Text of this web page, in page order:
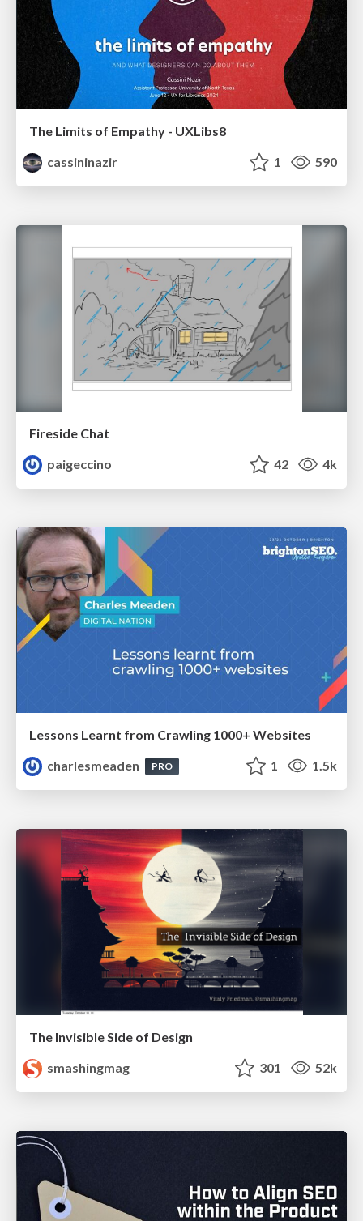
The Limits of Empathy - UXLibs8
cassininazir
1 590
Fireside Chat
paigeccino
42 4k
Lessons Learnt from Crawling 1000+ Websites
charlesmeaden
PRO 1 1.5k
The Invisible Side of Design
smashingmag
301 52k